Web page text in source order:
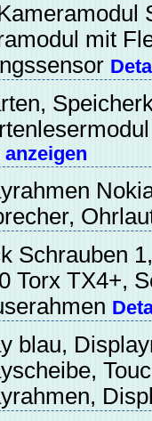
mit
Schrauben
Torx TX4+,
blau,